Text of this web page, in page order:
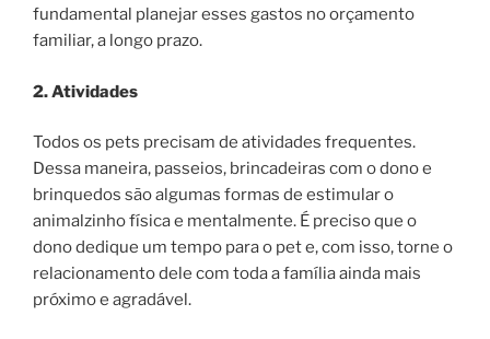
fundamental planejar esses gastos no orçamento
familiar, a longo prazo.
2. Atividades
Todos os pets precisam de atividades frequentes.
Dessa maneira, passeios, brincadeiras com o dono e
brinquedos são algumas formas de estimular o
animalzinho física e mentalmente. É preciso que o
dono dedique um tempo para o pet e, com isso, torne o
relacionamento dele com toda a família ainda mais
próximo e agradável.